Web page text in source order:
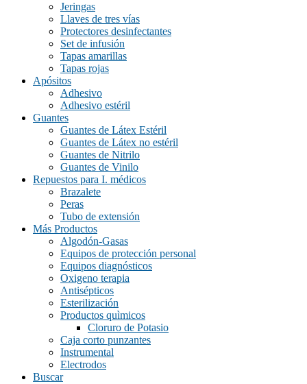
negro/verde(0)
plata rojo (0)
plata/azul(0)
plata/azul, plata/rojo, plata/negro
plata/negro (0)
rojo(0)
verde(0)
Jeringas
Llaves de tres vías
Protectores desinfectantes
Set de infusión
Tapas amarillas
Tapas rojas
Apósitos
Adhesivo
Adhesivo estéril
Guantes
Guantes de Látex Estéril
Guantes de Látex no estéril
Guantes de Nitrilo
Guantes de Vinilo
Repuestos para I. médicos
Brazalete
Peras
Tubo de extensión
Más Productos
Algodón-Gasas
Equipos de protección personal
Equipos diagnósticos
Oxigeno terapia
Antisépticos
Esterilización
Productos quìmicos
Cloruro de Potasio
Caja corto punzantes
Instrumental
Electrodos
Buscar